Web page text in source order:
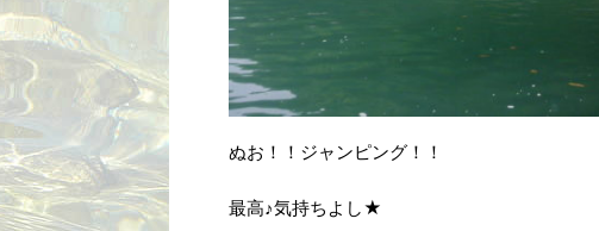
ぬお！！ジャンピング！！
最高♪気持ちよし★